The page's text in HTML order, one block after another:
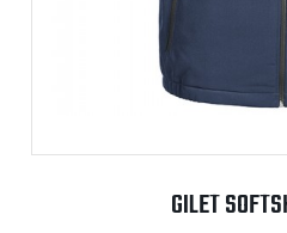
GILET